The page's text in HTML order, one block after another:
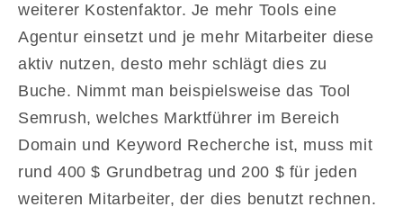
weiterer Kostenfaktor. Je mehr Tools eine
Agentur einsetzt und je mehr Mitarbeiter diese
aktiv nutzen, desto mehr schlägt dies zu
Buche. Nimmt man beispielsweise das Tool
Semrush, welches Marktführer im Bereich
Domain und Keyword Recherche ist, muss mit
rund 400 $ Grundbetrag und 200 $ für jeden
weiteren Mitarbeiter, der dies benutzt rechnen.